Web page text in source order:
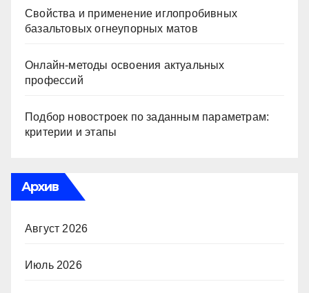
Свойства и применение иглопробивных
базальтовых огнеупорных матов
Онлайн-методы освоения актуальных
профессий
Подбор новостроек по заданным параметрам:
критерии и этапы
Архив
Август 2026
Июль 2026